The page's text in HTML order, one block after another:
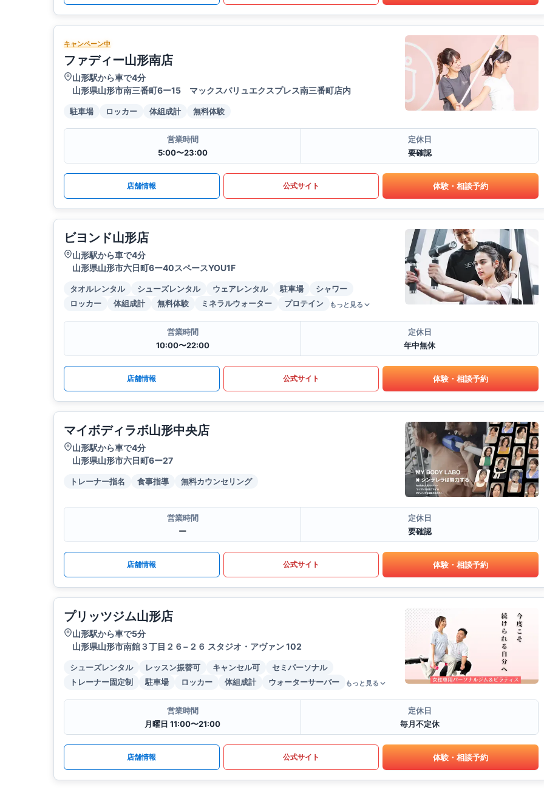
キャンペーン中
ファディー山形南店
山形駅から車で4分
山形県山形市南三番町6ー15 マックスバリュエクスプレス南三番町店内
駐車場 ロッカー 体組成計 無料体験
営業時間
5:00〜23:00
定休日
要確認
店舗情報 公式サイト 体験・相談予約
ビヨンド山形店
山形駅から車で4分
山形県山形市六日町6ー40スペースYOU1F
タオルレンタル シューズレンタル ウェアレンタル 駐車場
シャワー
ロッカー
体組成計 無料体験 ミネラルウォーター プロテイン もっと見る
営業時間
10:00〜22:00
定休日
年中無休
店舗情報 公式サイト 体験・相談予約
マイボディラボ山形中央店
山形駅から車で4分
山形県山形市六日町6ー27
トレーナー指名 食事指導 無料カウンセリング
営業時間
ー
定休日
要確認
店舗情報 公式サイト 体験・相談予約
プリッツジム山形店
山形駅から車で5分
山形県山形市南館３丁目２６−２６ スタジオ・アヴァン 102
シューズレンタル レッスン振替可 キャンセル可
セミパーソナル
トレーナー固定制
駐車場 ロッカー 体組成計 ウォーターサーバー もっと見る
営業時間
月曜日 11:00〜21:00
定休日
毎月不定休
店舗情報 公式サイト 体験・相談予約